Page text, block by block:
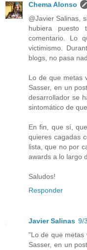
Chema Alonso
@Javier Salinas,
hubiera
comentario. Lo
victimismo.
blogs, no pasa
Lo de que metas
Sasser, en un
desarrollador se
sintomático de
En fin, que sí,
quieres cagadas
lista, que no por
awards a lo largo
Saludos!
Responder
Javier Salinas 9/
"Lo de que metas
Sasser, en un